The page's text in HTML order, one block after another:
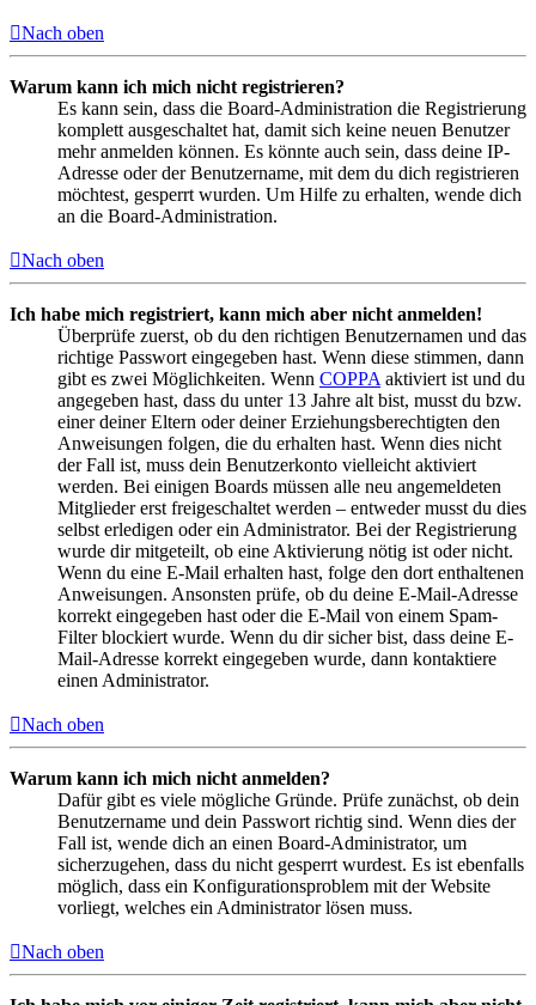
Nach oben
Warum kann ich mich nicht registrieren?
Es kann sein, dass die Board-Administration die Registrierung
komplett ausgeschaltet hat, damit sich keine neuen Benutzer
mehr anmelden können. Es könnte auch sein, dass deine IP-
Adresse oder der Benutzername, mit dem du dich registrieren
möchtest, gesperrt wurden. Um Hilfe zu erhalten, wende dich
an die Board-Administration.
Nach oben
Ich habe mich registriert, kann mich aber nicht anmelden!
Überprüfe zuerst, ob du den richtigen Benutzernamen und das
richtige Passwort eingegeben hast. Wenn diese stimmen, dann
gibt es zwei Möglichkeiten. Wenn COPPA aktiviert ist und du
angegeben hast, dass du unter 13 Jahre alt bist, musst du bzw.
einer deiner Eltern oder deiner Erziehungsberechtigten den
Anweisungen folgen, die du erhalten hast. Wenn dies nicht
der Fall ist, muss dein Benutzerkonto vielleicht aktiviert
werden. Bei einigen Boards müssen alle neu angemeldeten
Mitglieder erst freigeschaltet werden – entweder musst du dies
selbst erledigen oder ein Administrator. Bei der Registrierung
wurde dir mitgeteilt, ob eine Aktivierung nötig ist oder nicht.
Wenn du eine E-Mail erhalten hast, folge den dort enthaltenen
Anweisungen. Ansonsten prüfe, ob du deine E-Mail-Adresse
korrekt eingegeben hast oder die E-Mail von einem Spam-
Filter blockiert wurde. Wenn du dir sicher bist, dass deine E-
Mail-Adresse korrekt eingegeben wurde, dann kontaktiere
einen Administrator.
Nach oben
Warum kann ich mich nicht anmelden?
Dafür gibt es viele mögliche Gründe. Prüfe zunächst, ob dein
Benutzername und dein Passwort richtig sind. Wenn dies der
Fall ist, wende dich an einen Board-Administrator, um
sicherzugehen, dass du nicht gesperrt wurdest. Es ist ebenfalls
möglich, dass ein Konfigurationsproblem mit der Website
vorliegt, welches ein Administrator lösen muss.
Nach oben